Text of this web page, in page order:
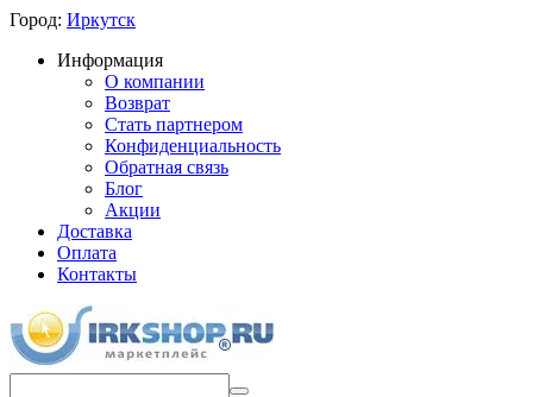
Город: Иркутск
Информация
О компании
Возврат
Стать партнером
Конфиденциальность
Обратная связь
Блог
Акции
Доставка
Оплата
Контакты